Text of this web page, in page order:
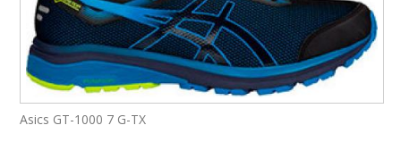
Asics GT-1000 7 G-TX